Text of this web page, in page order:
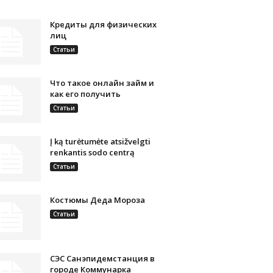
Кредиты для физических
лиц
Статьи
Что такое онлайн займ и
как его получить
Статьи
Į ką turėtumėte atsižvelgti
renkantis sodo centrą
Статьи
Костюмы Деда Мороза
Статьи
СЭС Санэпидемстанция в
городе Коммунарка